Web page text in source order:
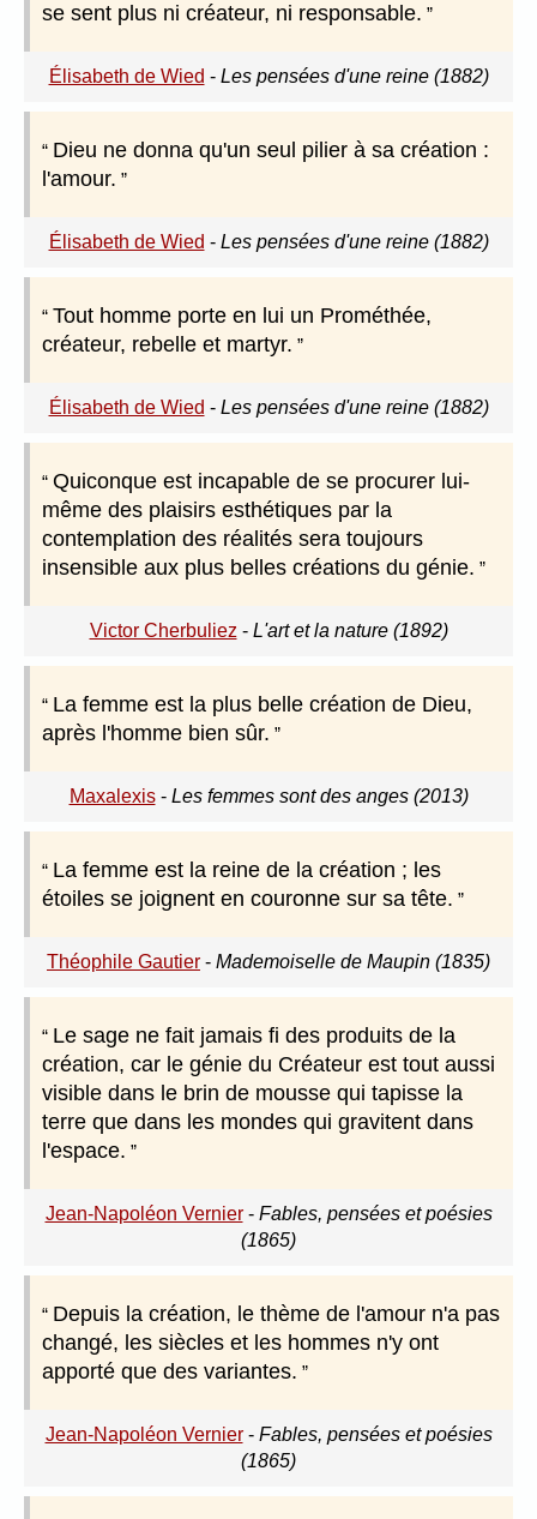
se sent plus ni créateur, ni responsable.
Élisabeth de Wied - Les pensées d'une reine (1882)
Dieu ne donna qu'un seul pilier à sa création :
l'amour.
Élisabeth de Wied - Les pensées d'une reine (1882)
Tout homme porte en lui un Prométhée,
créateur, rebelle et martyr.
Élisabeth de Wied - Les pensées d'une reine (1882)
Quiconque est incapable de se procurer lui-
même des plaisirs esthétiques par la
contemplation des réalités sera toujours
insensible aux plus belles créations du génie.
Victor Cherbuliez - L'art et la nature (1892)
La femme est la plus belle création de Dieu,
après l'homme bien sûr.
Maxalexis- Les femmes sont des anges (2013)
La femme est la reine de la création ; les
étoiles se joignent en couronne sur sa tête.
Théophile Gautier - Mademoiselle de Maupin (1835)
Le sage ne fait jamais fi des produits de la
création, car le génie du Créateur est tout aussi
visible dans le brin de mousse qui tapisse la
terre que dans les mondes qui gravitent dans
l'espace.
Jean-Napoléon Vernier- Fables, pensées et poésies
(1865)
Depuis la création, le thème de l'amour n'a pas
changé, les siècles et les hommes n'y ont
apporté que des variantes.
Jean-Napoléon Vernier- Fables, pensées et poésies
(1865)